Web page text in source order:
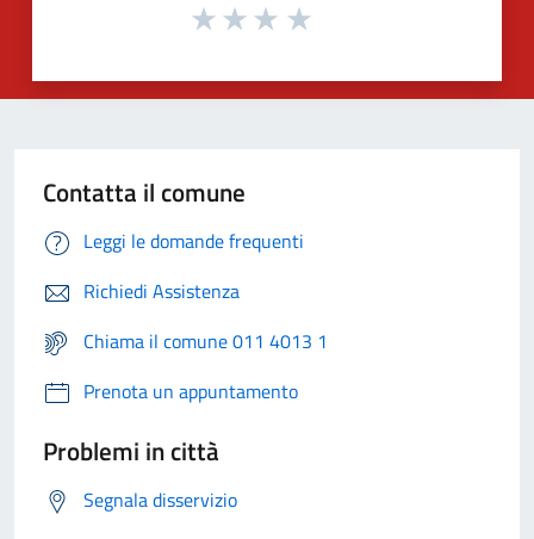
Contatta il comune
Leggi le domande frequenti
Richiedi Assistenza
Chiama il comune 011 4013 1
Prenota un appuntamento
Problemi in città
Segnala disservizio